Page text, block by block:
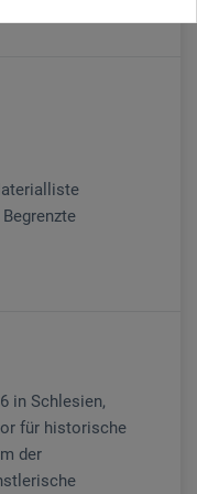
in Schlesien,
für historische
der